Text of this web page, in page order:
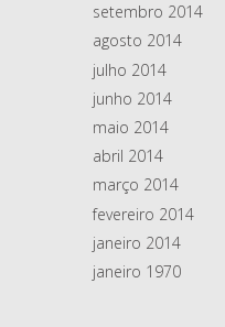
setembro 2014
agosto 2014
julho 2014
junho 2014
maio 2014
abril 2014
março 2014
fevereiro 2014
janeiro 2014
janeiro 1970